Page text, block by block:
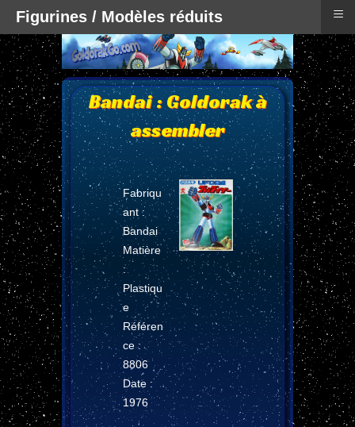
Bandai : Goldorak à
assembler
Fabriqu
ant :
Bandai
Matière
:
Plastiqu
e
Référen
ce :
8806
Date :
1976
Figurines / Modèles réduits ≡